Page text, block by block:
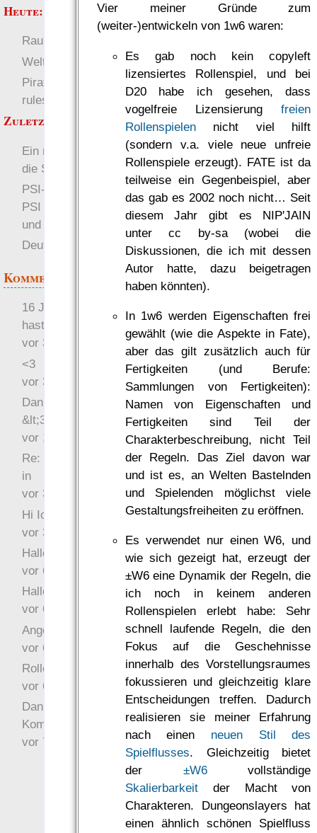
Vier meiner Gründe zum
(weiter-)entwickeln von 1w6 waren:
Es gab noch kein copyleft
lizensiertes Rollenspiel, und bei
D20 habe ich gesehen, dass
vogelfreie Lizensierungfreien
Rollenspielennicht viel hilft
(sondern v.a. viele neue unfreie
Rollenspiele erzeugt). FATE ist da
teilweise ein Gegenbeispiel, aber
das gab es 2002 noch nicht… Seit
diesem Jahr gibt es NIP'JAIN
unter cc by-sa (wobei die
Diskussionen, die ich mit dessen
Autor hatte, dazu beigetragen
haben könnten).
In 1w6 werden Eigenschaften frei
gewählt (wie die Aspekte in Fate),
aber das gilt zusätzlich auch für
Fertigkeiten (und Berufe:
Sammlungen von Fertigkeiten):
Namen von Eigenschaften und
Fertigkeiten sind Teil der
Charakterbeschreibung, nicht Teil
der Regeln. Das Ziel davon war
und ist es, an Welten Bastelnden
und Spielenden möglichst viele
Gestaltungsfreiheiten zu eröffnen.
Es verwendet nur einen W6, und
wie sich gezeigt hat, erzeugt der
±W6 eine Dynamik der Regeln, die
ich noch in keinem anderen
Rollenspielen erlebt habe: Sehr
schnell laufende Regeln, die den
Fokus auf die Geschehnisse
innerhalb des Vorstellungsraumes
fokussieren und gleichzeitig klare
Entscheidungen treffen. Dadurch
realisieren sie meiner Erfahrung
nach einen neuen Stil des
Spielflusses. Gleichzeitig bietet
der ±W6vollständige
Skalierbarkeitder Macht von
Charakteren. Dungeonslayers hat
einen ähnlich schönen Spielfluss
Heute:
RaumZeit
Welten
Pirate Party Flyerbook
rules
Zuletzt angezeigt:
Ein neues Repository für
die Spieldaten des EWS
PSI- Verteidigung: Anti-
PSI für den Psioniker
und Nicht-Psioniker
Deutsch
Blob Valentine
Kommentare
16 Jahre später: mist, du
hast Recht …
vor 31 Wochen 2 Tage
<3
vor 34 Wochen 3 Tage
Danke für das Statement
&lt;3
vor 1 Jahr 48 Wochen
Re: Hi Ich bin völlig neu
in
vor 3 Jahre 33 Wochen
Hi Ich bin völlig neu in
vor 3 Jahre 45 Wochen
Hallo Ochrasylion
vor 6 Jahre 9 Wochen
Hallo Drak
vor 6 Jahre 10 Wochen
Angefragt
vor 6 Jahre 10 Wochen
Rollenspielrunde
vor 6 Jahre 10 Wochen
Danke für Deinen
Kommentar!
vor 7 Jahre 22 Wochen